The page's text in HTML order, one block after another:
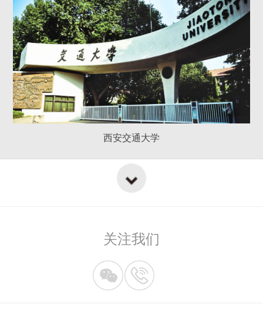
西安交通大学
关注我们